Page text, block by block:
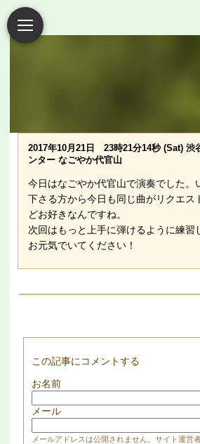
2017年10月21日 23時21分14秒 (Sat) 渋
ンター なごやか代官山
今日はなごやか代官山で演奏でした。
下さる方から今日も同じ曲がリクエス
どお好きなんですね。
次回はもっと上手に弾けるように練習
お元気でいてください！
この記事にコメントする
お名前
メール
メールアドレスは公開されません。サイト運営